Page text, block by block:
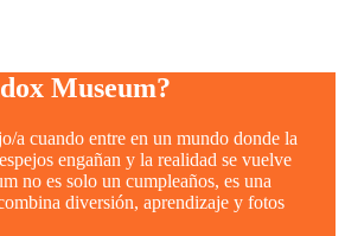
Museum?
a cuando entre en un mundo donde la
engañan y la realidad se vuelve
no es solo un cumpleaños, es una
diversión, aprendizaje y fotos